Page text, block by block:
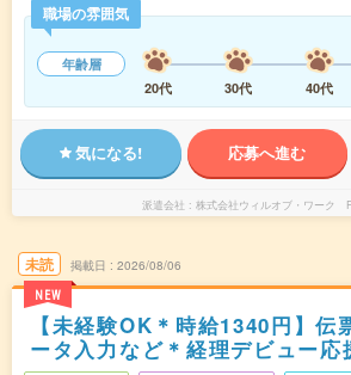
職場の雰囲気
年齢層
20代
30代 40代
気になる! 応募へ進む
派遣会社 株式会社ウィルオブ・ワーク
未読
NEW
掲載日 2026/08/06
【未経験OK＊時給1340円】伝
ータ入力など＊経理デビュー応